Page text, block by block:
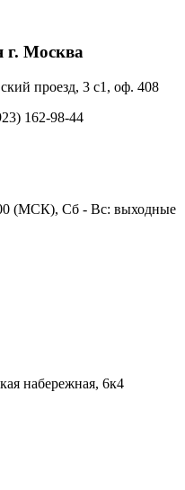
г. Москва
проезд, 3 с1, оф. 408
162-98-44
(МСК), Сб - Вс: выходные
набережная, 6к4